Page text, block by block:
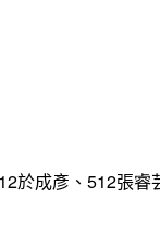
於成彥、512張